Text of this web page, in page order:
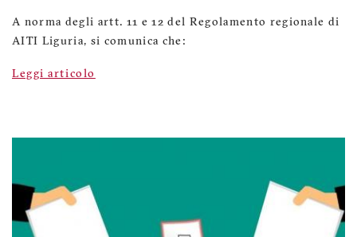
A norma degli artt. 11 e 12 del Regolamento regionale di
AITI Liguria, si comunica che:
Leggi articolo